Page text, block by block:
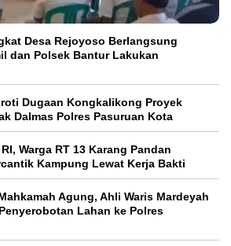
Desa Rejoyoso Berlangsung
dan Polsek Bantur Lakukan
Dugaan Kongkalikong Proyek
Dalmas Polres Pasuruan Kota
Warga RT 13 Karang Pandan
Kampung Lewat Kerja Bakti
Agung, Ahli Waris Mardeyah
Lahan ke Polres